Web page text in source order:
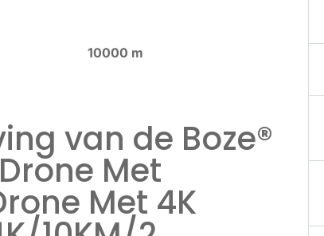
10000 m
van de Boze®
Met
Met 4K